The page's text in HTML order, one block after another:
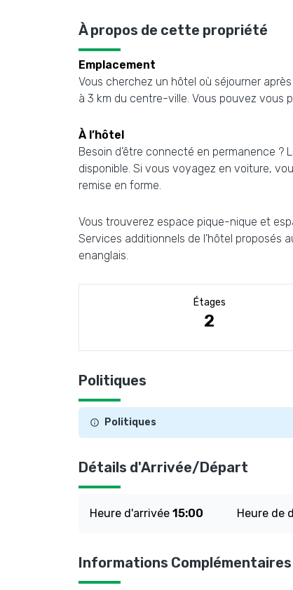
À propos de cette propriété
Emplacement
Vous cherchez un hôtel où séjourner
à 3 km du centre-ville. Vous pouvez vous
À l’hôtel
Besoin d’être connecté en permanence ?
disponible. Si vous voyagez en voiture,
remise en forme.
Vous trouverez espace pique-nique et
Services additionnels de l’hôtel proposés
enanglais.
Étages
2
Politiques
Politiques
Détails d'Arrivée/Départ
Heure d'arrivée 15:00 Heure de
Informations Complémentaires